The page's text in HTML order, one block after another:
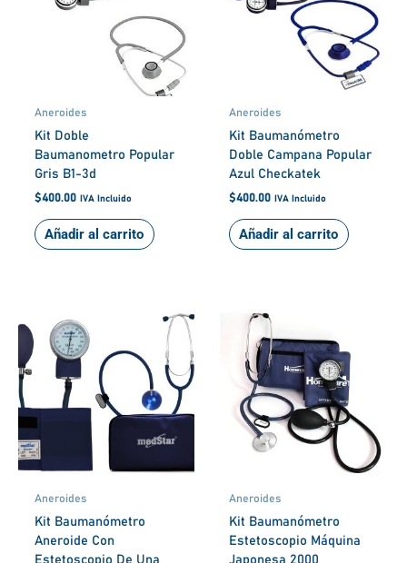
Aneroides
Kit Doble
Baumanometro Popular
Gris B1-3d
$400.00 IVA Incluido
Añadir al carrito
Aneroides
Kit Baumanómetro
Doble Campana Popular
Azul Checkatek
$400.00 IVA Incluido
Añadir al carrito
Aneroides
Kit Baumanómetro
Aneroide Con
Estetoscopio De Una
Aneroides
Kit Baumanómetro
Estetoscopio Máquina
Japonesa 2000